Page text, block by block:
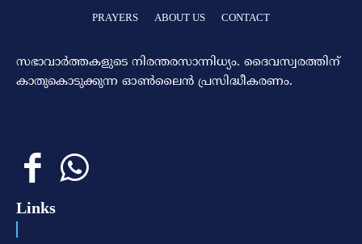
PRAYERS ABOUT US CONTACT
സഭാവാര്‍ത്തകളുടെ നിരന്തരസാന്നിധ്യം. ദൈവസ്വരത്തിന്‌
കാതുകൊടുക്കുന്ന ഓണ്‍ലൈന്‍ പ്രസിദ്ധീകരണം.
Links